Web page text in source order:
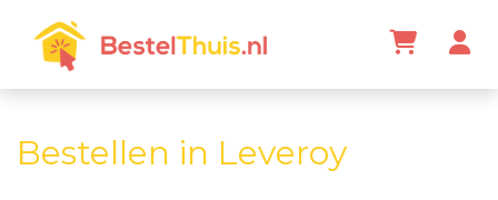
Bestellen in Leveroy